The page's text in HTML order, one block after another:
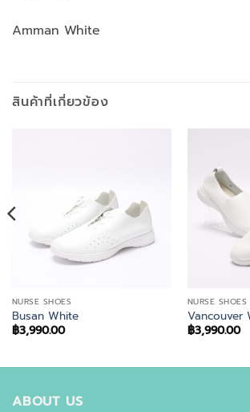
Amman White
สินค้าที่เกี่ยวข้อง
NURSE SHOES
Busan White
฿3,990.00
NURSE SHOES
Vancouver
฿3,990.00
ABOUT US